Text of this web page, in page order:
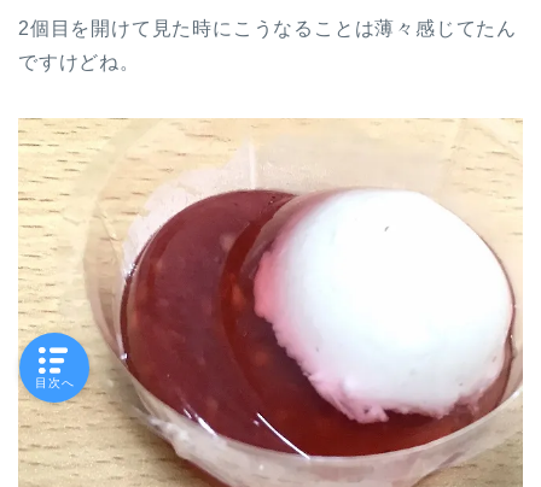
2個目を開けて見た時にこうなることは薄々感じてたん
ですけどね。
目次へ